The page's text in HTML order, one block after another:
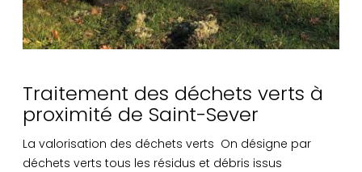
Traitement des déchets verts à
proximité de Saint-Sever
La valorisation des déchets verts On désigne par
déchets verts tous les résidus et débris issus